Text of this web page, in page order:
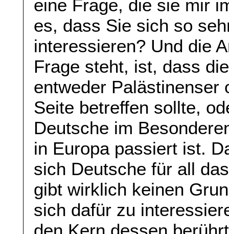
eine Frage, die sie mir
es, dass Sie sich so
interessieren? Und die
Frage steht, ist, dass
entweder Palästinenser
Seite betreffen sollte,
Deutsche im
in Europa passiert ist.
sich Deutsche für all
gibt wirklich keinen
sich dafür zu